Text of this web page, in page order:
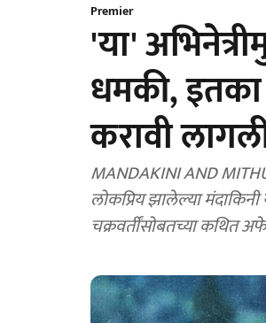
Premier
'या'
धमकी,
करावी
MANDAKINI AND
लोकप्रिय झालेल्या
चक्रवर्तींसोबतच्या कथित